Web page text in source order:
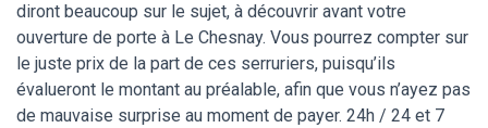
diront beaucoup sur le sujet, à découvrir avant votre
ouverture de porte à Le Chesnay. Vous pourrez compter sur
le juste prix de la part de ces serruriers, puisqu’ils
évalueront le montant au préalable, afin que vous n’ayez pas
de mauvaise surprise au moment de payer. 24h / 24 et 7